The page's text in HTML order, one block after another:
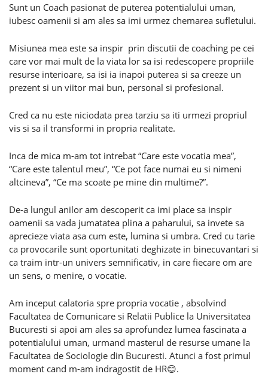
Sunt un Coach pasionat de puterea potentialului uman,
iubesc oamenii si am ales sa imi urmez chemarea sufletului.
Misiunea mea este sa inspir prin discutii de coaching pe cei
care vor mai mult de la viata lor sa isi redescopere propriile
resurse interioare, sa isi ia inapoi puterea si sa creeze un
prezent si un viitor mai bun, personal si profesional.
Cred ca nu este niciodata prea tarziu sa iti urmezi propriul
vis si sa il transformi in propria realitate.
Inca de mica m-am tot intrebat “Care este vocatia mea”,
“Care este talentul meu”, “Ce pot face numai eu si nimeni
altcineva”, “Ce ma scoate pe mine din multime?”.
De-a lungul anilor am descoperit ca imi place sa inspir
oamenii sa vada jumatatea plina a paharului, sa invete sa
aprecieze viata asa cum este, lumina si umbra. Cred cu tarie
ca provocarile sunt oportunitati deghizate in binecuvantari si
ca traim intr-un univers semnificativ, in care fiecare om are
un sens, o menire, o vocatie.
Am inceput calatoria spre propria vocatie , absolvind
Facultatea de Comunicare si Relatii Publice la Universitatea
Bucuresti si apoi am ales sa aprofundez lumea fascinata a
potentialului uman, urmand masterul de resurse umane la
Facultatea de Sociologie din Bucuresti. Atunci a fost primul
moment cand m-am indragostit de HR😊.